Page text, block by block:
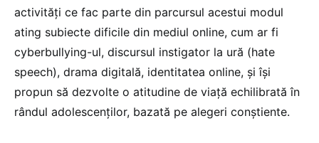
activități ce fac parte din parcursul acestui modul
ating subiecte dificile din mediul online, cum ar fi
cyberbullying-ul, discursul instigator la ură (hate
speech), drama digitală, identitatea online, și își
propun să dezvolte o atitudine de viață echilibrată în
rândul adolescenților, bazată pe alegeri conștiente.